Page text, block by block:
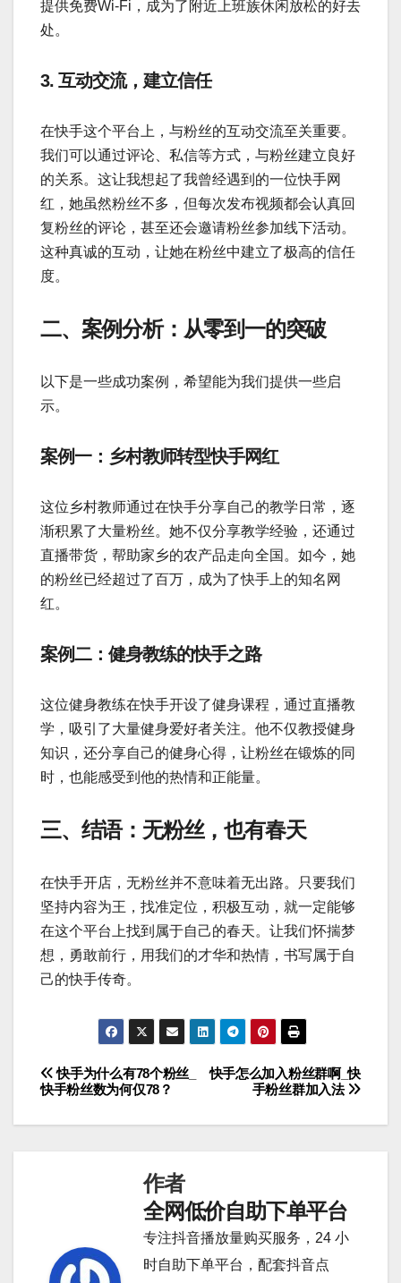
提供免费Wi-Fi，成为了附近上班族休闲放松的好去
处。
3. 互动交流，建立信任
在快手这个平台上，与粉丝的互动交流至关重要。
我们可以通过评论、私信等方式，与粉丝建立良好
的关系。这让我想起了我曾经遇到的一位快手网
红，她虽然粉丝不多，但每次发布视频都会认真回
复粉丝的评论，甚至还会邀请粉丝参加线下活动。
这种真诚的互动，让她在粉丝中建立了极高的信任
度。
二、案例分析：从零到一的突破
以下是一些成功案例，希望能为我们提供一些启
示。
案例一：乡村教师转型快手网红
这位乡村教师通过在快手分享自己的教学日常，逐
渐积累了大量粉丝。她不仅分享教学经验，还通过
直播带货，帮助家乡的农产品走向全国。如今，她
的粉丝已经超过了百万，成为了快手上的知名网
红。
案例二：健身教练的快手之路
这位健身教练在快手开设了健身课程，通过直播教
学，吸引了大量健身爱好者关注。他不仅教授健身
知识，还分享自己的健身心得，让粉丝在锻炼的同
时，也能感受到他的热情和正能量。
三、结语：无粉丝，也有春天
在快手开店，无粉丝并不意味着无出路。只要我们
坚持内容为王，找准定位，积极互动，就一定能够
在这个平台上找到属于自己的春天。让我们怀揣梦
想，勇敢前行，用我们的才华和热情，书写属于自
己的快手传奇。
文
章
快手怎么加入粉丝群啊_快
手粉丝群加入法
快手为什么有78个粉丝_
快手粉丝数为何仅78？
作者
全网低价自助下单平台
专注抖音播放量购买服务，24 小
时自助下单平台，配套抖音点